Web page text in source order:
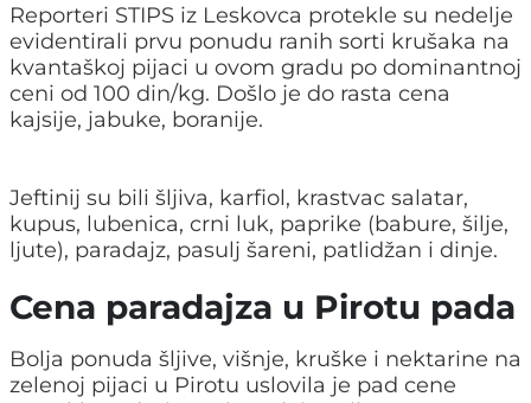
Reporteri STIPS iz Leskovca protekle su nedelje
evidentirali prvu ponudu ranih sorti krušaka na
kvantaškoj pijaci u ovom gradu po dominantnoj
ceni od 100 din/kg. Došlo je do rasta cena
kajsije, jabuke, boranije.
Jeftinij su bili šljiva, karfiol, krastvac salatar,
kupus, lubenica, crni luk, paprike (babure, šilje,
ljute), paradajz, pasulj šareni, patlidžan i dinje.
Cena paradajza u Pirotu pada
Bolja ponuda šljive, višnje, kruške i nektarine na
zelenoj pijaci u Pirotu uslovila je pad cene